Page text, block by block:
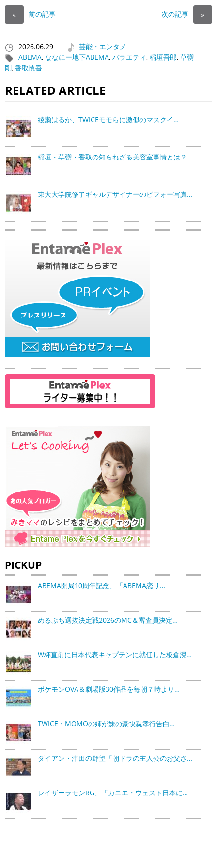
« 前の記事 次の記事 »
2026.06.29
芸能・エンタメ
ABEMA, ななにー地下ABEMA, バラエティ, 稲垣吾郎, 草彅
剛, 香取慎吾
RELATED ARTICLE
綾瀬はるか、TWICEモモらに激似のマスクイ…
稲垣・草彅・香取の知られざる美容室事情とは？
東大大学院修了ギャルデザイナーのビフォー写真…
PICKUP
ABEMA開局10周年記念、「ABEMA恋リ…
めるぷち選抜決定戦2026のMC＆審査員決定…
W杯直前に日本代表キャプテンに就任した板倉滉…
ポケモンOVA＆劇場版30作品を毎朝７時より…
TWICE・MOMOの姉が妹の豪快親孝行告白…
ダイアン・津田の野望「朝ドラの主人公のお父さ…
レイザーラモンRG、「カニエ・ウェスト日本に…